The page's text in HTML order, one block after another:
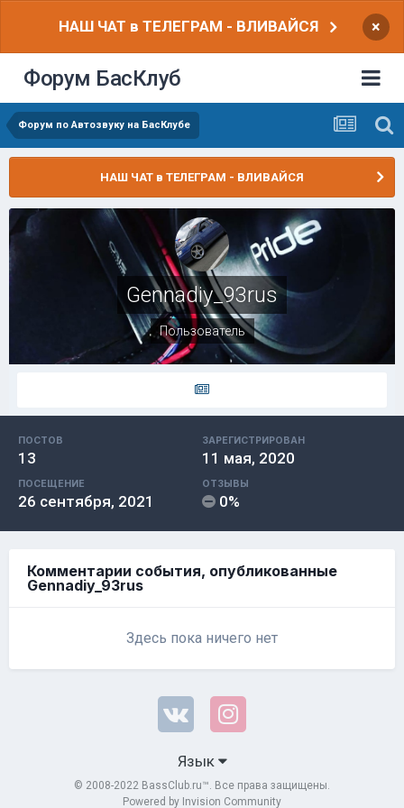
НАШ ЧАТ в ТЕЛЕГРАМ - ВЛИВАЙСЯ ×
Форум БасКлуб
Форум по Автозвуку на БасКлубе
НАШ ЧАТ в ТЕЛЕГРАМ - ВЛИВАЙСЯ
Gennadiy_93rus
Пользователь
ПОСТОВ
13
ЗАРЕГИСТРИРОВАН
11 мая, 2020
ПОСЕЩЕНИЕ
26 сентября, 2021
ОТЗЫВЫ
0%
Комментарии события, опубликованные
Gennadiy_93rus
Здесь пока ничего нет
Язык
© 2008-2022 BassClub.ru™. Все права защищены.
Powered by Invision Community